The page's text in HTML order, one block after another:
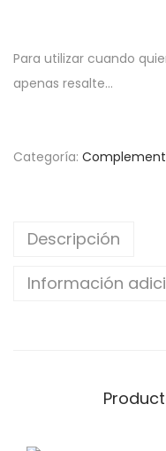
Para utilizar cuando
apenas resalte…
Categoría:
Descripción
Información